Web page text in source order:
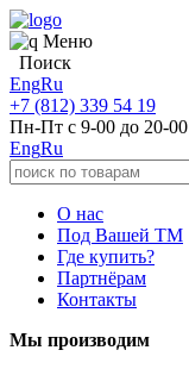
Меню
Поиск
EngRu
+7 (812) 339 54 19
Пн-Пт с 9-00 до 20-00
EngRu
О нас
Под Вашей ТМ
Где купить?
Партнёрам
Контакты
Мы производим